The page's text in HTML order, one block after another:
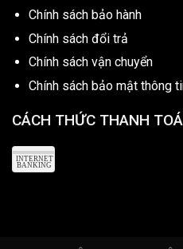
Chính sách bảo hành
Chính sách đổi trả
Chính sách vận chuyển
Chính sách bảo mật thông
CÁCH THỨC THANH